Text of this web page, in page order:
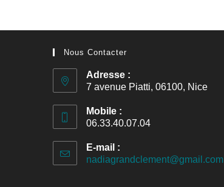
Nous Contacter
Adresse :
7 avenue Piatti, 06100, Nice
Mobile :
06.33.40.07.04
E-mail :
nadiagrandclement@gmail.com